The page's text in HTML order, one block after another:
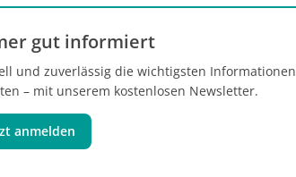
gut informiert
und zuverlässig die wichtigsten Informationen
– mit unserem kostenlosen Newsletter.
anmelden